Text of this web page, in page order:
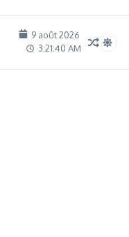
9 août 2026
3:21:41 AM